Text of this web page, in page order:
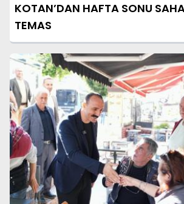
KOTAN’DAN HAFTA SONU
TEMAS